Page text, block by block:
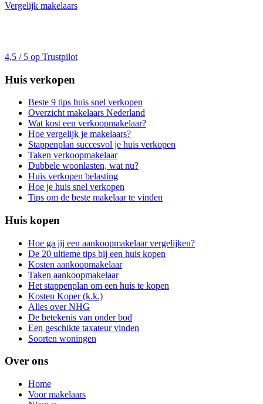
Vergelijk makelaars
4,5 / 5 op Trustpilot
Huis verkopen
Beste 9 tips huis snel verkopen
Overzicht makelaars Nederland
Wat kost een verkoopmakelaar?
Hoe vergelijk je makelaars?
Stappenplan succesvol je huis verkopen
Taken verkoopmakelaar
Dubbele woonlasten, wat nu?
Huis verkopen belasting
Hoe je huis snel verkopen
Tips om de beste makelaar te vinden
Huis kopen
Hoe ga jij een aankoopmakelaar vergelijken?
De 20 ultieme tips bij een huis kopen
Kosten aankoopmakelaar
Taken aankoopmakelaar
Het stappenplan om een huis te kopen
Kosten Koper (k.k.)
Alles over NHG
De betekenis van onder bod
Een geschikte taxateur vinden
Soorten woningen
Over ons
Home
Voor makelaars